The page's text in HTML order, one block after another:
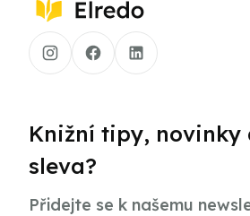
Knižní tipy, novinky
sleva?
Přidejte se k našemu